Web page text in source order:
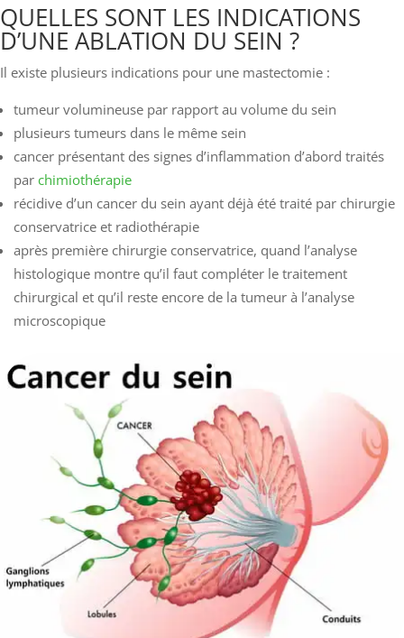
QUELLES SONT LES INDICATIONS
D’UNE ABLATION DU SEIN ?
Il existe plusieurs indications pour une mastectomie :
tumeur volumineuse par rapport au volume du sein
plusieurs tumeurs dans le même sein
cancer présentant des signes d’inflammation d’abord traités
par chimiothérapie
récidive d’un cancer du sein ayant déjà été traité par chirurgie
conservatrice et radiothérapie
après première chirurgie conservatrice, quand l’analyse
histologique montre qu’il faut compléter le traitement
chirurgical et qu’il reste encore de la tumeur à l’analyse
microscopique